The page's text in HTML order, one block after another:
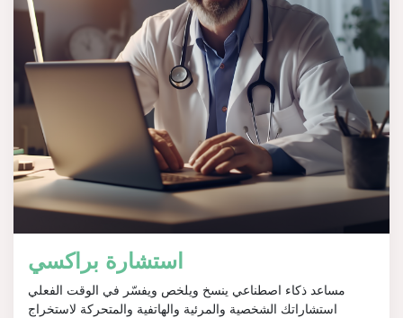
استشارة براكسي
مساعد ذكاء اصطناعي ينسخ ويلخص ويفسّر في الوقت الفعلي
استشاراتك الشخصية والمرئية والهاتفية والمتحركة لاستخراج